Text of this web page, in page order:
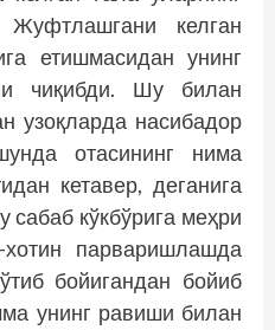
келган
етишмасидан унинг
чиқибди. Шу билан
узоқларда насибадор
отасининг нима
кетавер, деганига
кўкбўрига меҳри
парваришлашда
бойигандан бойиб
унинг равиши билан